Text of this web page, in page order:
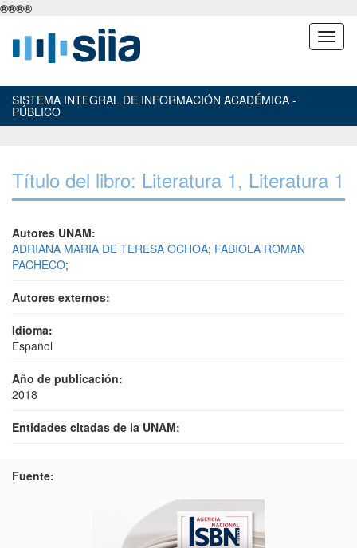
®®®®
SISTEMA INTEGRAL DE INFORMACIÓN ACADÉMICA -
PÚBLICO
Título del libro: Literatura 1, Literatura 1
Autores UNAM:
ADRIANA MARIA DE TERESA OCHOA; FABIOLA ROMAN
PACHECO;
Autores externos:
Idioma:
Español
Año de publicación:
2018
Entidades citadas de la UNAM:
Fuente: